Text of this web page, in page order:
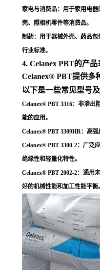
家电与消费品：用于家用电
壳、照相机零件等消费品。
制药：用于器械外壳、药品
行业标准。
4. Celanex PBT的产
Celanex® PBT提供多
以下是一些常见型号及
Celanex® PBT 3316：非渗出
能的应用。
Celanex® PBT 3309HR：高
Celanex® PBT 3300-2：广泛
绝缘性和轻量化特性。
Celanex® PBT 2002-2：通用
好的机械性能和加工性能平衡。